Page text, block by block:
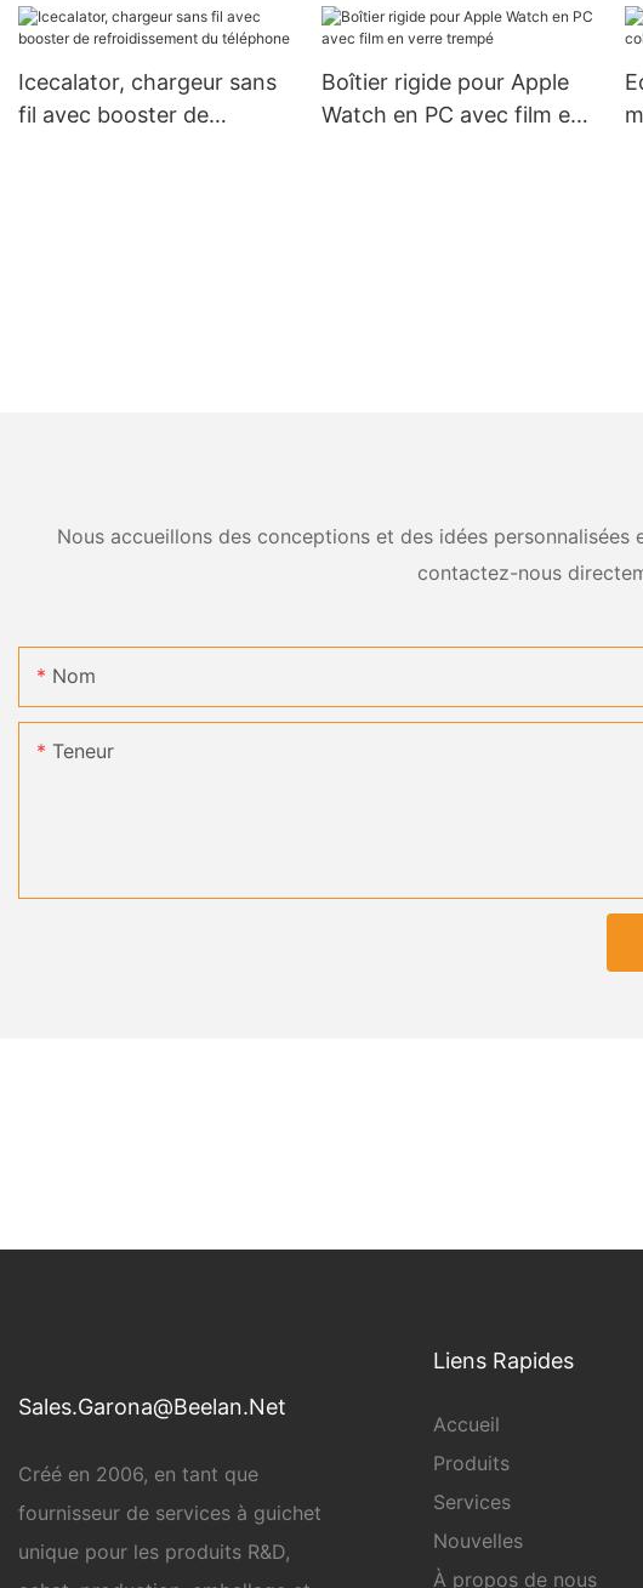
de la peau
(4ème/3ème/2ème/1er)
4ème Génération Cas
avec Touch Trackpad
Icecalator, chargeur sans
fil avec booster de
Boîtier rigide pour Apple
Watch en PC avec film en
Nous accueillons des conceptions et des idées
contactez-nous
Nom
Teneur
Sales.Garona@Beelan.Net
Créé en 2006, en tant que
fournisseur de services à guichet
unique pour les produits R&D,
Liens Rapides
Accueil
Produits
Services
Nouvelles
À propos de nous